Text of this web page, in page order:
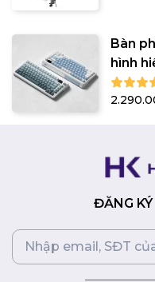
Bàn
hình
ĐĂNG